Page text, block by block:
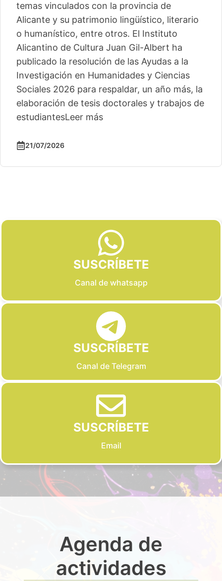
temas vinculados con la provincia de
Alicante y su patrimonio lingüístico, literario
o humanístico, entre otros. El Instituto
Alicantino de Cultura Juan Gil-Albert ha
publicado la resolución de las Ayudas a la
Investigación en Humanidades y Ciencias
Sociales 2026 para respaldar, un año más, la
elaboración de tesis doctorales y trabajos de
estudiantesLeer más
21/07/2026
SUSCRÍBETE
Canal de whatsapp
SUSCRÍBETE
Canal de Telegram
SUSCRÍBETE
Email
Agenda de
actividades